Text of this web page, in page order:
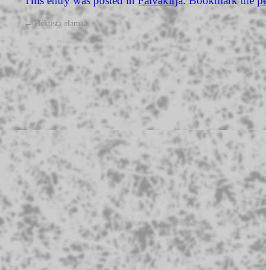
←Hektistä elämää